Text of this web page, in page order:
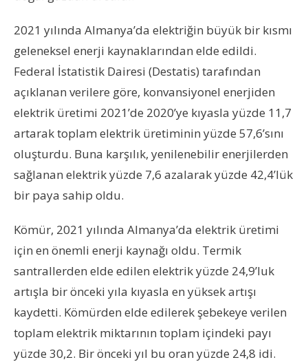
2021 yılında Almanya’da elektriğin büyük bir kısmı
geleneksel enerji kaynaklarından elde edildi.
Federal İstatistik Dairesi (Destatis) tarafından
açıklanan verilere göre, konvansiyonel enerjiden
elektrik üretimi 2021’de 2020’ye kıyasla yüzde 11,7
artarak toplam elektrik üretiminin yüzde 57,6’sını
oluşturdu. Buna karşılık, yenilenebilir enerjilerden
sağlanan elektrik yüzde 7,6 azalarak yüzde 42,4’lük
bir paya sahip oldu.
Kömür, 2021 yılında Almanya’da elektrik üretimi
için en önemli enerji kaynağı oldu. Termik
santrallerden elde edilen elektrik yüzde 24,9’luk
artışla bir önceki yıla kıyasla en yüksek artışı
kaydetti. Kömürden elde edilerek şebekeye verilen
toplam elektrik miktarının toplam içindeki payı
yüzde 30,2. Bir önceki yıl bu oran yüzde 24,8 idi.